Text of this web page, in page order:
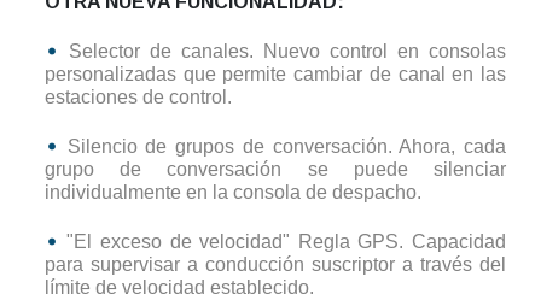
Selector de canales. Nuevo control en consolas
personalizadas que permite cambiar de canal en las
estaciones de control.
Silencio de grupos de conversación. Ahora, cada
grupo de conversación se puede silenciar
individualmente en la consola de despacho.
"El exceso de velocidad" Regla GPS. Capacidad
para supervisar a conducción suscriptor a través del
límite de velocidad establecido.